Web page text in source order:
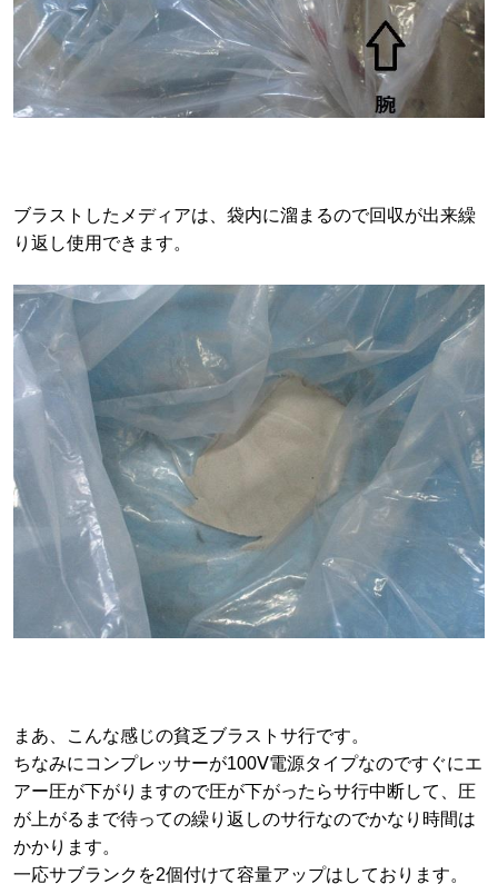
ブラストしたメディアは、袋内に溜まるので回収が出来繰
り返し使用できます。
まあ、こんな感じの貧乏ブラストサ行です。
ちなみにコンプレッサーが100Ⅴ電源タイプなのですぐにエ
アー圧が下がりますので圧が下がったらサ行中断して、圧
が上がるまで待っての繰り返しのサ行なのでかなり時間は
かかります。
一応サブランクを2個付けて容量アップはしております。